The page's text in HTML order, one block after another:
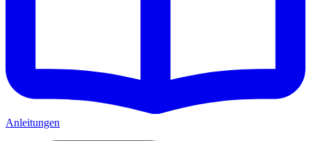
Anleitungen